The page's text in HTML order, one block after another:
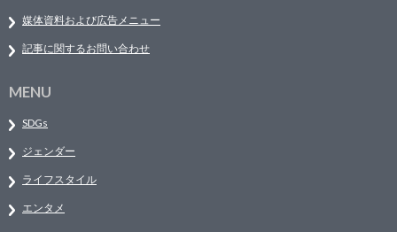
媒体資料および広告メニュー
記事に関するお問い合わせ
MENU
SDGs
ジェンダー
ライフスタイル
エンタメ